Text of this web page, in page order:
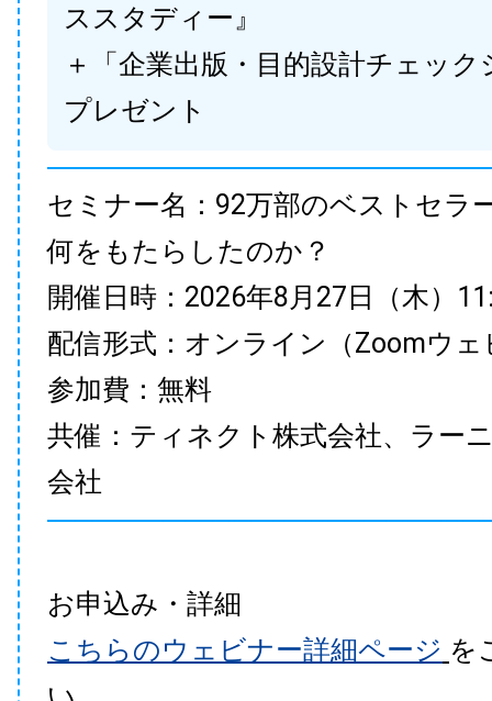
ススタディー』
＋「企業出版・目的設計チェック
プレゼント
セミナー名：92万部のベストセラ
何をもたらしたのか？
開催日時：2026年8月27日（木）
配信形式：オンライン（Zoomウェ
参加費：無料
共催：ティネクト株式会社、ラー
会社
お申込み・詳細
こちらのウェビナー詳細ページ を